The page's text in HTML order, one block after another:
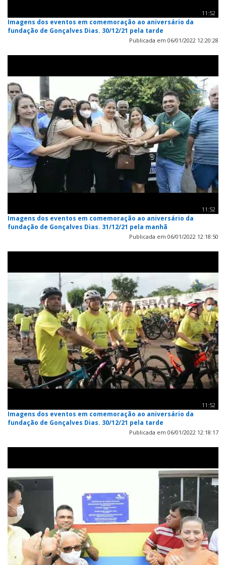
11:52
Imagens dos eventos em comemoração ao aniversário da
fundação de Gonçalves Dias. 30/12/21 pela tarde
Publicada em 06/01/2022 12:20:28
11:52
Imagens dos eventos em comemoração ao aniversário da
fundação de Gonçalves Dias. 31/12/21 pela manhã
Publicada em 06/01/2022 12:18:50
11:52
Imagens dos eventos em comemoração ao aniversário da
fundação de Gonçalves Dias. 30/12/21 pela tarde
Publicada em 06/01/2022 12:18:17